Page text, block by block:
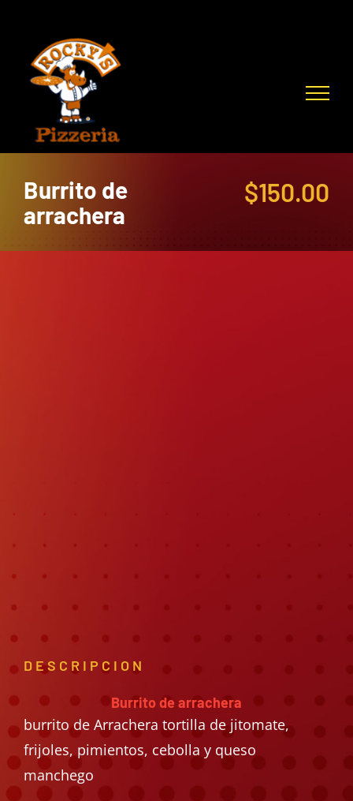
content
Burrito de
arrachera
$150.00
DESCRIPCION
Burrito de arrachera
burrito de Arrachera tortilla de jitomate,
frijoles, pimientos, cebolla y queso
manchego